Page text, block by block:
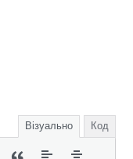
Візуально Код